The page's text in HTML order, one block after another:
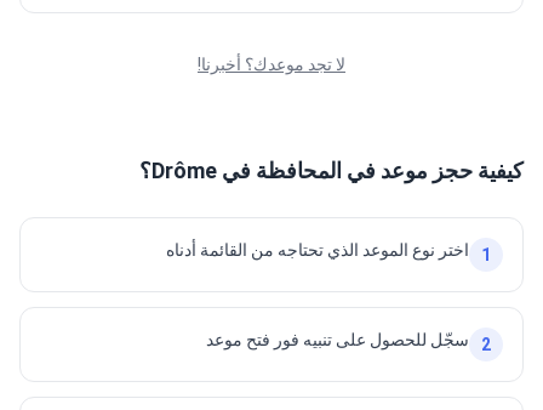
لا تجد موعدك؟ أخبرنا!
كيفية حجز موعد في المحافظة في Drôme؟
1 اختر نوع الموعد الذي تحتاجه من القائمة أدناه
2 سجّل للحصول على تنبيه فور فتح موعد